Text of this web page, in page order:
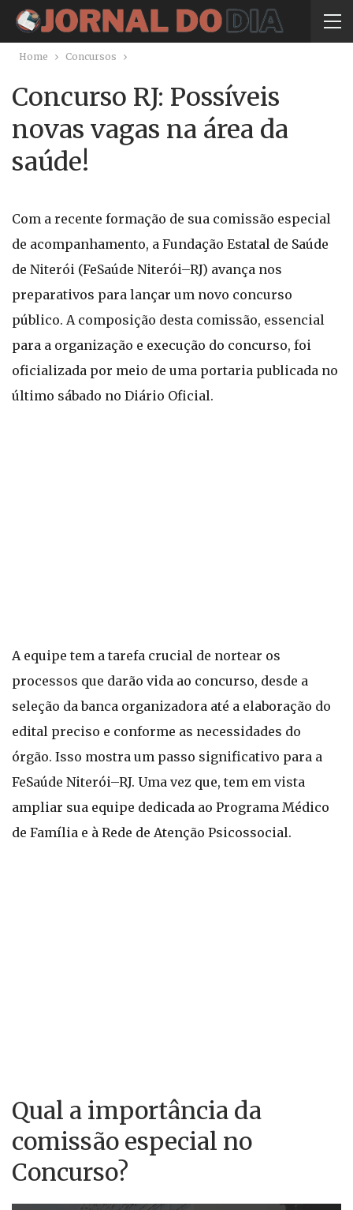
Home Concursos
Concurso RJ: Possíveis
novas vagas na área da
saúde!
Com a recente formação de sua comissão especial
de acompanhamento, a Fundação Estatal de Saúde
de Niterói (FeSaúde Niterói–RJ) avança nos
preparativos para lançar um novo concurso
público. A composição desta comissão, essencial
para a organização e execução do concurso, foi
oficializada por meio de uma portaria publicada no
último sábado no Diário Oficial.
A equipe tem a tarefa crucial de nortear os
processos que darão vida ao concurso, desde a
seleção da banca organizadora até a elaboração do
edital preciso e conforme as necessidades do
órgão. Isso mostra um passo significativo para a
FeSaúde Niterói–RJ. Uma vez que, tem em vista
ampliar sua equipe dedicada ao Programa Médico
de Família e à Rede de Atenção Psicossocial.
Qual a importância da
comissão especial no
Concurso?